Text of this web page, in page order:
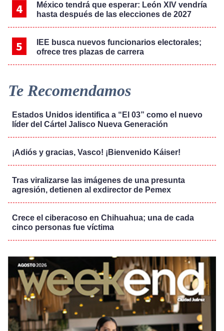
México tendrá que esperar: León XIV vendría
hasta después de las elecciones de 2027
IEE busca nuevos funcionarios electorales;
ofrece tres plazas de carrera
Te Recomendamos
Estados Unidos identifica a “El 03” como el nuevo
líder del Cártel Jalisco Nueva Generación
¡Adiós y gracias, Vasco! ¡Bienvenido Káiser!
Tras viralizarse las imágenes de una presunta
agresión, detienen al exdirector de Pemex
Crece el ciberacoso en Chihuahua; una de cada
cinco personas fue víctima